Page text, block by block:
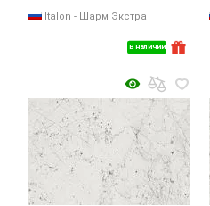
В наличии
Italon - Шарм Экстра